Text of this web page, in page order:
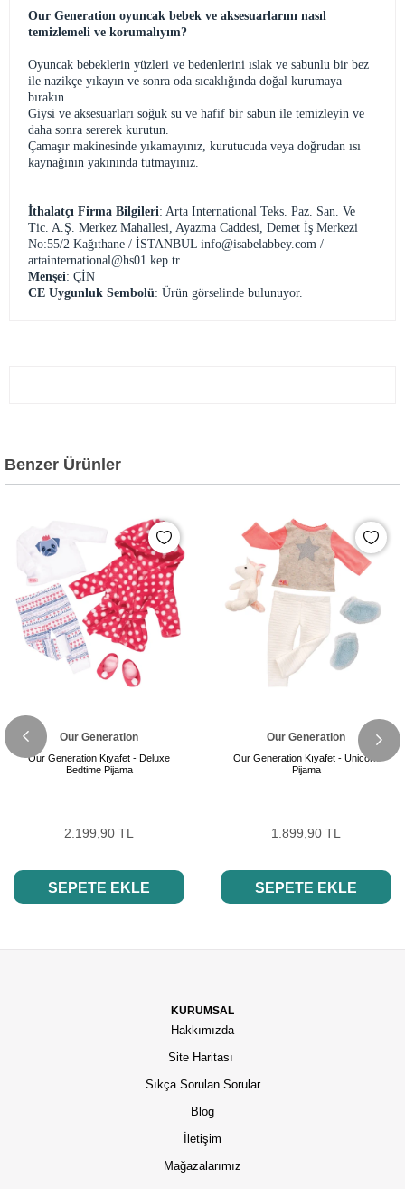
Our Generation oyuncak bebek ve aksesuarlarını nasıl
temizlemeli ve korumalıyım?
Oyuncak bebeklerin yüzleri ve bedenlerini ıslak ve sabunlu bir bez
ile nazikçe yıkayın ve sonra oda sıcaklığında doğal kurumaya
bırakın.
Giysi ve aksesuarları soğuk su ve hafif bir sabun ile temizleyin ve
daha sonra sererek kurutun.
Çamaşır makinesinde yıkamayınız, kurutucuda veya doğrudan ısı
kaynağının yakınında tutmayınız.
İthalatçı Firma Bilgileri: Arta International Teks. Paz. San. Ve
Tic. A.Ş. Merkez Mahallesi, Ayazma Caddesi, Demet İş Merkezi
No:55/2 Kağıthane / İSTANBUL info@isabelabbey.com /
artainternational@hs01.kep.tr
Menşei: ÇİN
CE Uygunluk Sembolü: Ürün görselinde bulunuyor.
Benzer Ürünler
Our Generation
Our Generation Kıyafet - Deluxe
Bedtime Pijama
2.199,90 TL
SEPETE EKLE
Our Generation
Our Generation Kıyafet - Unicorn
Pijama
1.899,90 TL
SEPETE EKLE
KURUMSAL
Hakkımızda
Site Haritası
Sıkça Sorulan Sorular
Blog
İletişim
Mağazalarımız